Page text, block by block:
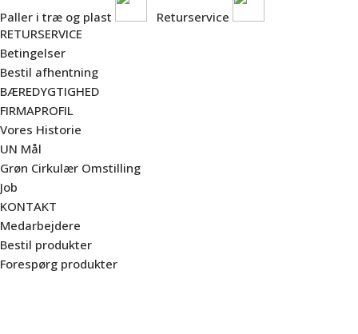
Paller i træ og plast
Returservice
RETURSERVICE
Betingelser
Bestil afhentning
BÆREDYGTIGHED
FIRMAPROFIL
Vores Historie
UN Mål
Grøn Cirkulær Omstilling
Job
KONTAKT
Medarbejdere
Bestil produkter
Forespørg produkter